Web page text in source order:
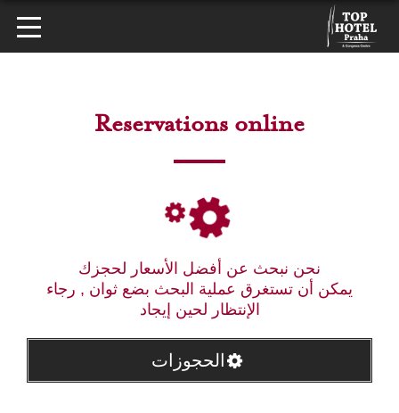
Reservations online
نحن نبحث عن أفضل الأسعار لحجزك
يمكن أن تستغرق عملية البحث بضع ثوان , رجاء
الإنتظار لحين إيجاد
الحجوزات